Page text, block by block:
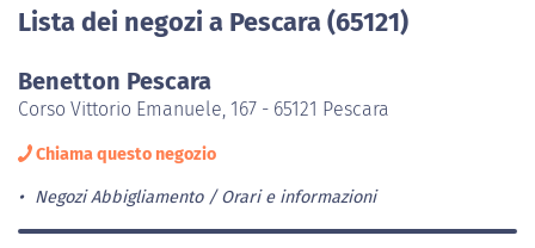
Lista dei negozi a Pescara (65121)
Benetton Pescara
Corso Vittorio Emanuele, 167 - 65121 Pescara
Chiama questo negozio
Negozi Abbigliamento Orari e informazioni